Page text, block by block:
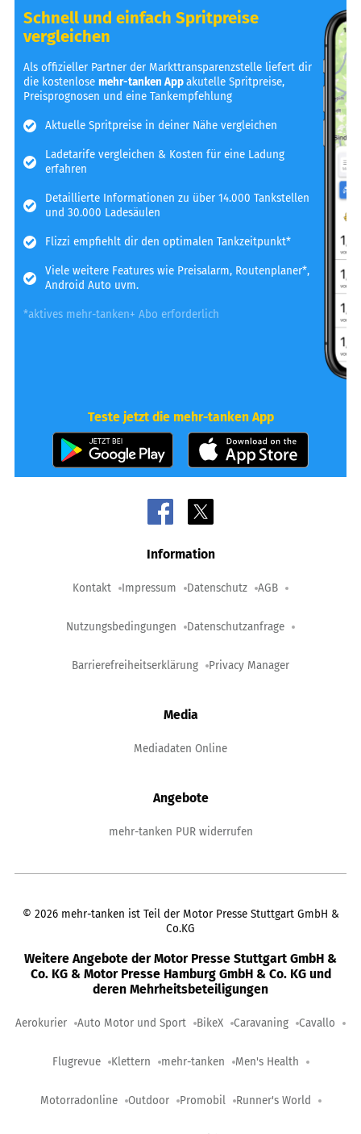
Schnell und einfach Spritpreise
vergleichen
Als offizieller Partner der Markttransparenzstelle liefert dir
die kostenlosemehr-tanken Appakutelle Spritpreise,
Preisprognosen und eine Tankempfehlung
Aktuelle Spritpreise in deiner Nähe vergleichen
Ladetarife vergleichen & Kosten für eine Ladung
erfahren
Detaillierte Informationen zu über 14.000 Tankstellen
und 30.000 Ladesäulen
Flizzi empfiehlt dir den optimalen Tankzeitpunkt*
Viele weitere Features wie Preisalarm, Routenplaner*,
Android Auto uvm.
*aktives mehr-tanken+ Abo erforderlich
Teste jetzt die mehr-tanken App
Information
Kontakt Impressum Datenschutz AGB
Nutzungsbedingungen Datenschutzanfrage
Barrierefreiheitserklärung Privacy Manager
Media
Mediadaten Online
Angebote
mehr-tanken PUR widerrufen
© 2026 mehr-tanken ist Teil der Motor Presse Stuttgart GmbH &
Co.KG
Weitere Angebote der Motor Presse Stuttgart GmbH &
Co. KG & Motor Presse Hamburg GmbH & Co. KG und
deren Mehrheitsbeteiligungen
Aerokurier Auto Motor und Sport BikeX Caravaning Cavallo
Flugrevue Klettern mehr-tanken Men's Health
Motorradonline Outdoor Promobil Runner's World